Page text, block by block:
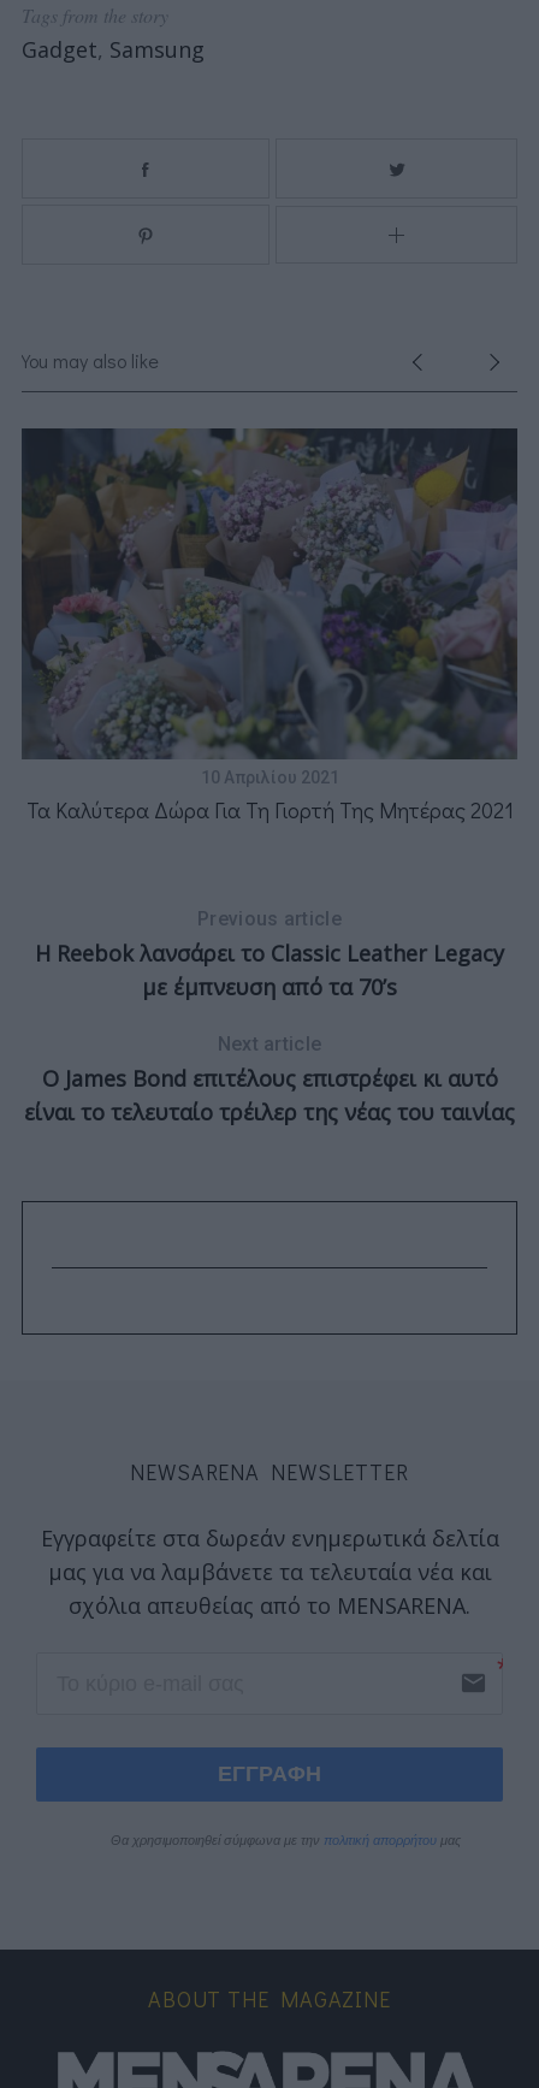
Tags from the story
Gadget, Samsung
You may also like
10 Απριλίου 2021
Τα Καλύτερα Δώρα Για Τη Γιορτή Της Μητέρας 2021
Previous article
Η Reebok λανσάρει το Classic Leather Legacy
με έμπνευση από τα 70’s
Next article
Ο James Bond επιτέλους επιστρέφει κι αυτό
είναι το τελευταίο τρέιλερ της νέας του ταινίας
NEWSARENA NEWSLETTER
Εγγραφείτε στα δωρεάν ενημερωτικά δελτία
μας για να λαμβάνετε τα τελευταία νέα και
σχόλια απευθείας από το MENSARENA.
email
ΕΓΓΡΑΦΗ
Θα χρησιμοποιηθεί σύμφωνα με την πολιτική απορρήτου μας
ABOUT THE MAGAZINE